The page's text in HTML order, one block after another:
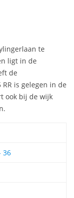
te
ligt in de
de
is gelegen in de
ook bij de wijk
36